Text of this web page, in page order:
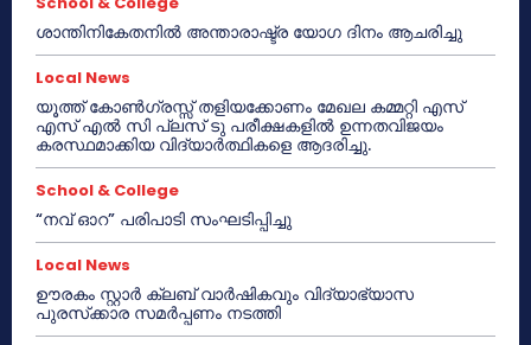
ശാന്തിനികേതനിൽ അന്താരാഷ്ട്ര യോഗ ദിനം ആചരിച്ചു
Local News
യൂത്ത് കോൺഗ്രസ്സ് തളിയക്കോണം മേഖല കമ്മറ്റി എസ്
എസ് എൽ സി പ്ലസ് ടു പരീക്ഷകളിൽ ഉന്നതവിജയം
കരസ്ഥമാക്കിയ വിദ്യാർത്ഥികളെ ആദരിച്ചു.
School & College
“നവ് ഓറ” പരിപാടി സംഘടിപ്പിച്ചു
Local News
ഊരകം സ്റ്റാർ ക്ലബ് വാർഷികവും വിദ്യാഭ്യാസ
പുരസ്‌ക്കാര സമർപ്പണം നടത്തി